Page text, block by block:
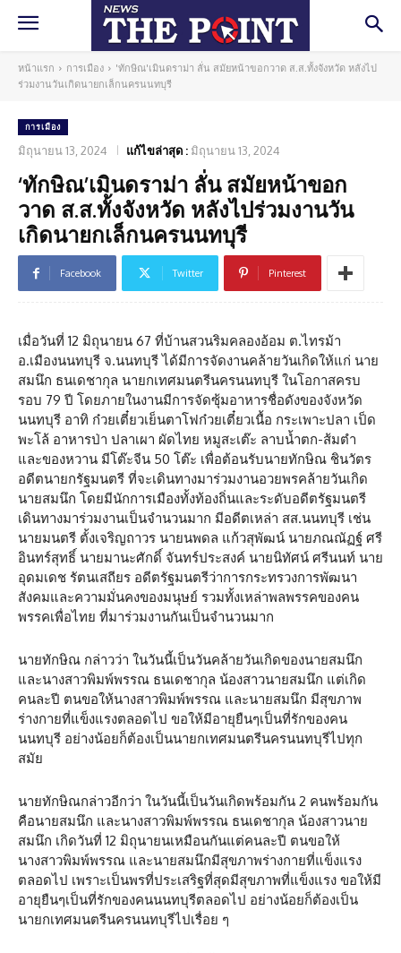
หน้าแรก การเมือง
'ทักษิณ'เมินดราม่า ลั่น สมัยหน้าขอกวาด ส.ส.ทั้งจังหวัด หลังไป
ร่วมงานวันเกิดนายกเล็กนครนนทบุรี
การเมือง
มิถุนายน 13, 2024 แก้ไขล่าสุด : มิถุนายน 13, 2024
‘ทักษิณ’เมินดราม่า ลั่น สมัยหน้าขอก
วาด ส.ส.ทั้งจังหวัด หลังไปร่วมงานวัน
เกิดนายกเล็กนครนนทบุรี
Facebook Twitter Pinterest
เมื่อวันที่ 12 มิถุนายน 67 ที่บ้านสวนริมคลองอ้อม ต.ไทรม้า
อ.เมืองนนทบุรี จ.นนทบุรี ได้มีการจัดงานคล้ายวันเกิดให้แก่ นาย
สมนึก ธนเดชากุล นายกเทศมนตรีนครนนทบุรี ในโอกาสครบ
รอบ 79 ปี โดยภายในงานมีการจัดซุ้มอาหารชื่อดังของจังหวัด
นนทบุรี อาทิ ก๋วยเตี๋ยวเย็นตาโฟก๋วยเตี๋ยวเนื้อ กระเพาะปลา เป็ด
พะโล้ อาหารป่า ปลาเผา ผัดไทย หมูสะเต๊ะ ลาบน้ำตก-ส้มตำ
และของหวาน มีโต๊ะจีน 50 โต๊ะ เพื่อต้อนรับนายทักษิณ ชินวัตร
อดีตนายกรัฐมนตรี ที่จะเดินทางมาร่วมงานอวยพรคล้ายวันเกิด
นายสมนึก โดยมีนักการเมืองทั้งท้องถิ่นและระดับอดีตรัฐมนตรี
เดินทางมาร่วมงานเป็นจำนวนมาก มีอดีตเหล่า สส.นนทบุรี เช่น
นายมนตรี ตั้งเจริญถาวร นายนพดล แก้วสุพัฒน์ นายภณณัฏฐ์ ศรี
อินทร์สุทธิ์ นายมานะศักดิ์ จันทร์ประสงค์ นายนิทัศน์ ศรีนนท์ นาย
อุดมเดช รัตนเสถียร อดีตรัฐมนตรีว่าการกระทรวงการพัฒนา
สังคมและความมั่นคงของมนุษย์ รวมทั้งเหล่าพลพรรคของคน
พรรคเพื่อไทย ที่มาร่วมงานกันเป็นจำนวนมาก
นายทักษิณ กล่าวว่า ในวันนี้เป็นวันคล้ายวันเกิดของนายสมนึก
และนางสาวพิมพ์พรรณ ธนเดชากุล น้องสาวนายสมนึก แต่เกิด
คนละปี ตนขอให้นางสาวพิมพ์พรรณ และนายสมนึก มีสุขภาพ
ร่างกายที่แข็งแรงตลอดไป ขอให้มีอายุยืนๆเป็นที่รักของคน
นนทบุรี อย่างน้อยก็ต้องเป็นนายกเทศมนตรีนครนนทบุรีไปทุก
สมัย
นายทักษิณกล่าวอีกว่า ในวันนี้เป็นวันเกิดพร้อมกัน 2 คนพร้อมกัน
คือนายสมนึก และนางสาวพิมพ์พรรณ ธนเดชากุล น้องสาวนาย
สมนึก เกิดวันที่ 12 มิถุนายนเหมือนกันแต่คนละปี ตนขอให้
นางสาวพิมพ์พรรณ และนายสมนึกมีสุขภาพร่างกายที่แข็งแรง
ตลอดไป เพราะเป็นพรที่ประเสริฐที่สุดมีสุขภาพที่แข็งแรง ขอให้มี
อายุยืนๆเป็นที่รักของคนนนทบุรีตลอดไป อย่างน้อยก็ต้องเป็น
นายกเทศมนตรีนครนนทบุรีไปเรื่อย ๆ